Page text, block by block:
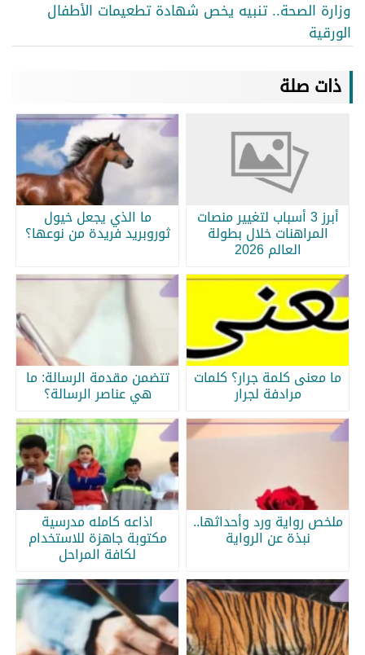
وزارة الصحة.. تنبيه يخص شهادة تطعيمات الأطفال
الورقية
ذات صلة
أبرز 3 أسباب لتغيير منصات
المراهنات خلال بطولة
العالم 2026
ما الذي يجعل خيول
ثوروبريد فريدة من نوعها؟
ما معنى كلمة جرار؟ كلمات
مرادفة لجرار
تتضمن مقدمة الرسالة: ما
هي عناصر الرسالة؟
ملخص رواية ورد وأحداثها..
نبذة عن الرواية
اذاعه كامله مدرسية
مكتوبة جاهزة للاستخدام
لكافة المراحل